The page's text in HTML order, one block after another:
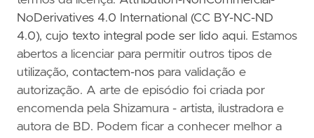
NoDerivatives 4.0 International (CC BY-NC-ND
4.0), cujo texto integral pode ser lido aqui. Estamos
abertos a licenciar para permitir outros tipos de
utilização, contactem-nos para validação e
autorização. A arte de episódio foi criada por
encomenda pela Shizamura - artista, ilustradora e
autora de BD. Podem ficar a conhecer melhor a